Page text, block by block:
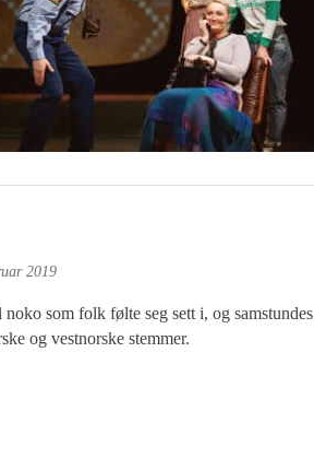
2019
som folk følte seg sett i, og samstundes
og vestnorske stemmer.